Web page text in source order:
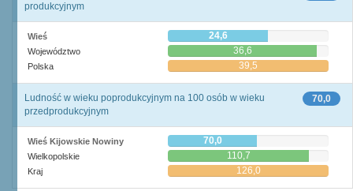
produkcyjnym
Wieś 24,6
Województwo 36,6
Polska 39,5
70,0
Ludność w wieku poprodukcyjnym na 100 osób w wieku
przedprodukcyjnym
Wieś Kijowskie Nowiny 70,0
Wielkopolskie 110,7
Kraj 126,0